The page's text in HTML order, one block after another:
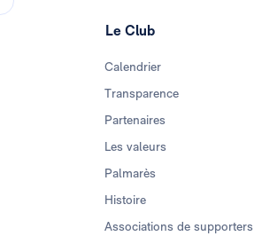
Le Club
Calendrier
Transparence
Partenaires
Les valeurs
Palmarès
Histoire
Associations de supporters